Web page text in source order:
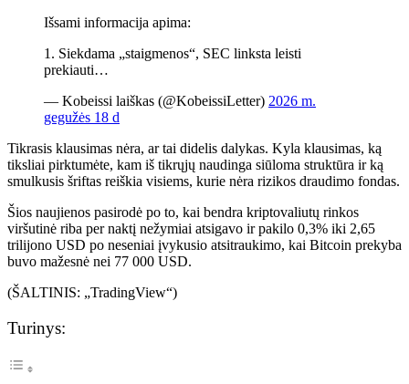
Išsami informacija apima:
1. Siekdama „staigmenos“, SEC linksta leisti
prekiauti…
— Kobeissi laiškas (@KobeissiLetter) 2026 m.
gegužės 18 d
Tikrasis klausimas nėra, ar tai didelis dalykas. Kyla klausimas, ką
tiksliai pirktumėte, kam iš tikrųjų naudinga siūloma struktūra ir ką
smulkusis šriftas reiškia visiems, kurie nėra rizikos draudimo fondas.
Šios naujienos pasirodė po to, kai bendra kriptovaliutų rinkos
viršutinė riba per naktį nežymiai atsigavo ir pakilo 0,3% iki 2,65
trilijono USD po neseniai įvykusio atsitraukimo, kai Bitcoin prekyba
buvo mažesnė nei 77 000 USD.
(ŠALTINIS: „TradingView“)
Turinys: